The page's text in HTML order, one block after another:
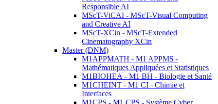
Responsible AI
MScT-ViCAI - MScT-Visual Computing
and Creative AI
MScT-XCin - MScT-Extended
Cinematography XCin
Master (DNM)
M1APPMATH - M1 APPMS -
Mathématiques Appliquées et Statistiques
M1BIOHEA - M1 BH - Biologie et Santé
M1CHEINT - M1 CI - Chimie et
Interfaces
M1CPS - M1 CPS - Système Cyber